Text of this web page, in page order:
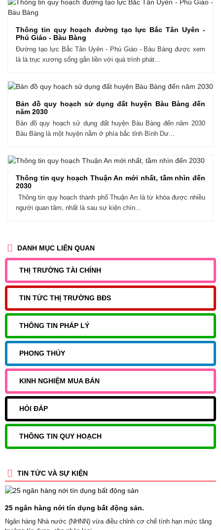
Thông tin quy hoạch đường tạo lực Bắc Tân Uyên -
Phú Giáo - Bàu Bàng
Đường tạo lực Bắc Tân Uyên - Phú Giáo - Bàu Bàng được xem
là là trục xương sống gắn liền với quá trình phát...
Bản đồ quy hoạch sử dụng đất huyện Bàu Bàng đến
năm 2030
Bản đồ quy hoạch sử dụng đất huyện Bàu Bàng đến năm 2030
Bàu Bàng là một huyện nằm ở phía bắc tỉnh Bình Dư...
Thông tin quy hoạch Thuận An mới nhất, tầm nhìn đến
2030
Thông tin quy hoạch thành phố Thuận An là từ khóa được nhiều
người quan tâm, nhất là sau sự kiện chín...
DANH MỤC LIÊN QUAN
THỊ TRƯỜNG TÀI CHÍNH
TIN TỨC THỊ TRƯỜNG BĐS
THÔNG TIN PHÁP LÝ
PHONG THỦY
KINH NGHIỆM MUA BÁN
HỎI ĐÁP
THÔNG TIN QUY HOẠCH
TIN TỨC VÀ SỰ KIỆN
25 ngân hàng nới tín dụng bất động sản.
Ngân hàng Nhà nước (NHNN) vừa điều chỉnh cơ chế tính hạn mức tăng